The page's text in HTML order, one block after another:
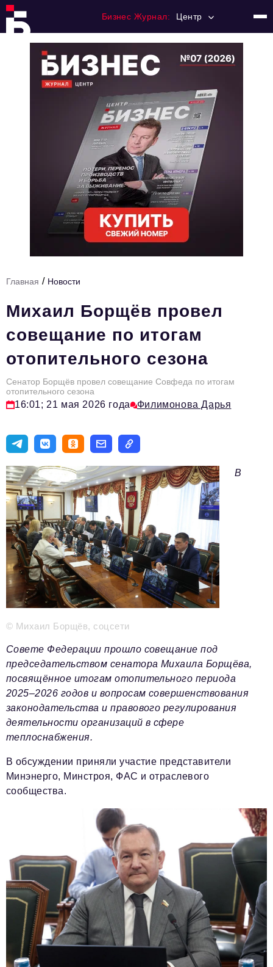
Бизнес Журнал: Центр
Регулирование
Премия "Тульский Бизнес"
История тульского предпринимательства
Тема номера
HR
Персона номера
Инфраструктура развития
Технологии и тренды
Импортозамещение
Мероприятия
Авторские материалы
Видео
Телефон редакции:+7 495 727-01-67
Электронные почты редакции:
Информационный отдел
info@business-magazine.online
Отдел рекламы
reklama@business-magazine.online
Отдел распространения/редакционная подписка
podpiska@business-magazine.online
Отдел по работе с партнерами
partner@business-magazine.online
Главная / Новости
Михаил Борщёв провел
совещание по итогам
отопительного сезона
Сенатор Борщёв провел совещание Совфеда по итогам
отопительного сезона
16:01; 21 мая 2026 года Филимонова Дарья
© Михаил Борщёв, соцсети
В
Совете Федерации прошло совещание под
председательством сенатора Михаила Борщёва,
посвящённое итогам отопительного периода
2025–2026 годов и вопросам совершенствования
законодательства и правового регулирования
деятельности организаций в сфере
теплоснабжения.
В обсуждении приняли участие представители
Минэнерго, Минстроя, ФАС и отраслевого
сообщества.